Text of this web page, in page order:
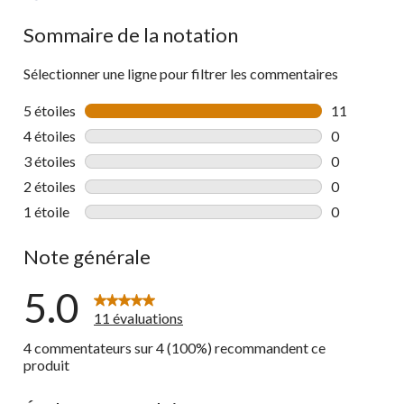
Sommaire de la notation
Sélectionner une ligne pour filtrer les commentaires
5 étoiles étoiles
11
4 étoiles étoiles
0
3 étoiles étoiles
0
2 étoiles étoiles
0
1 étoile étoiles
0
Note générale
5.0
11 évaluations
4 commentateurs sur 4 (100%) recommandent ce
produit